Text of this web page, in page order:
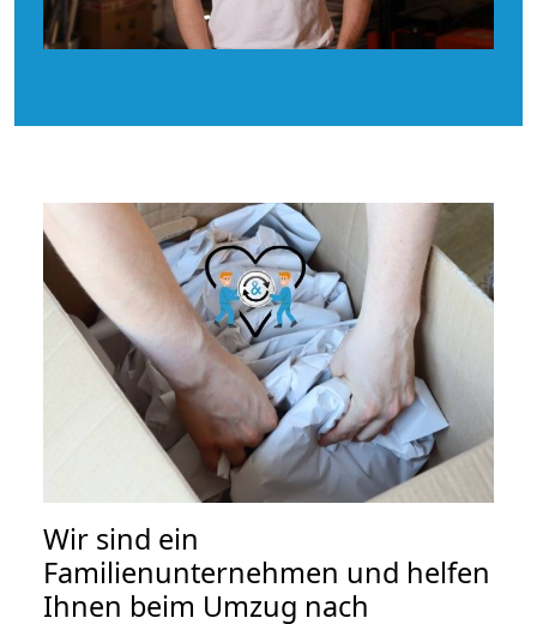
Wir sind ein
Familienunternehmen und helfen
Ihnen beim Umzug nach